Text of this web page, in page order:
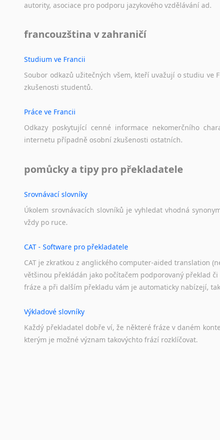
autority, asociace pro podporu jazykového vzdělávání ad.
francouzština v zahraničí
Studium ve Francii
Soubor odkazů užitečných všem, kteří uvažují o studiu ve
zkušenosti studentů.
Práce ve Francii
Odkazy poskytující cenné informace nekomerčního
internetu případně osobní zkušenosti ostatních.
pomůcky a tipy pro překladatele
Srovnávací slovníky
Úkolem srovnávacích slovníků je vyhledat vhodná
vždy po ruce.
CAT - Software pro překladatele
CAT je zkratkou z anglického computer-aided translation
většinou překládán jako počítačem podporovaný překlad
fráze a při dalším překladu vám je automaticky nabízejí,
Výkladové slovníky
Každý překladatel dobře ví, že některé fráze v daném
kterým je možné význam takovýchto frází rozklíčovat.